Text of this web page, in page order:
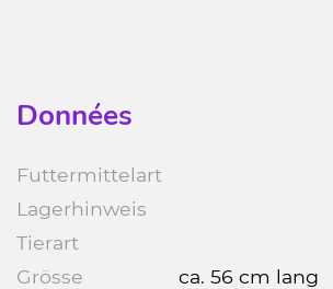
Données
Futtermittelart
Lagerhinweis
Tierart
Grösse
ca. 56 cm lang